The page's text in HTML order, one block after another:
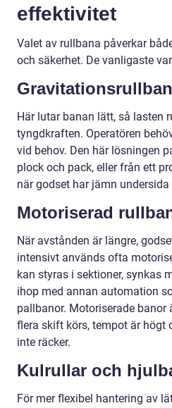
effektivitet
Valet av rullbana påverkar
och säkerhet. De vanligaste
Här lutar banan lätt, så lasten
tyngdkraften. Operatören
vid behov. Den här lösningen
plock och pack, eller från ett
när godset har jämn undersida
Motoriserad
När avstånden är längre,
intensivt används ofta
kan styras i sektioner, synkas
ihop med annan automation
pallbanor. Motoriserade
flera skift körs, tempot är högt
inte räcker.
Kulrullar och
För mer flexibel hantering av